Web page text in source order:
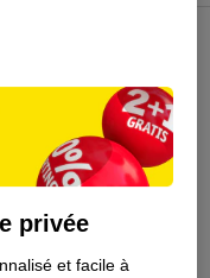
privée
et facile à